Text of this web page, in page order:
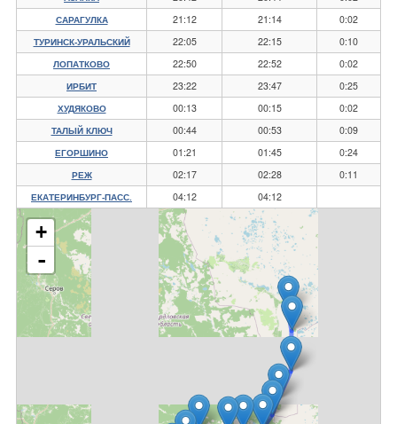
САРАГУЛКА 21:12 21:14 0:02
ТУРИНСК-УРАЛЬСКИЙ 22:05 22:15 0:10
ЛОПАТКОВО 22:50 22:52 0:02
ИРБИТ 23:22 23:47 0:25
ХУДЯКОВО 00:13 00:15 0:02
ТАЛЫЙ КЛЮЧ 00:44 00:53 0:09
ЕГОРШИНО 01:21 01:45 0:24
РЕЖ 02:17 02:28 0:11
ЕКАТЕРИНБУРГ-ПАСС. 04:12 04:12
+
-